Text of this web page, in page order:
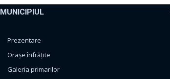
MUNICIPIUL
Prezentare
Orașe înfrățite
Galeria primarilor